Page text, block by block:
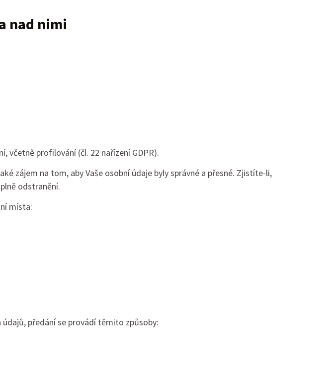
nad nimi
včetně profilování (čl. 22 nařízení GDPR).
zájem na tom, aby Vaše osobní údaje byly správné a přesné. Zjistíte-li,
odstranění.
místa:
předání se provádí těmito způsoby: